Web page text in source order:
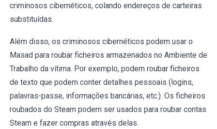
criminosos cibernéticos, colando endereços de carteiras
substituídas.
Além disso, os criminosos cibernéticos podem usar o
Masad para roubar ficheiros armazenados no Ambiente de
Trabalho da vítima. Por exemplo, podem roubar ficheiros
de texto que podem conter detalhes pessoais (logins,
palavras-passe, informações bancárias, etc.). Os ficheiros
roubados do Steam podem ser usados para roubar contas
Steam e fazer compras através delas.